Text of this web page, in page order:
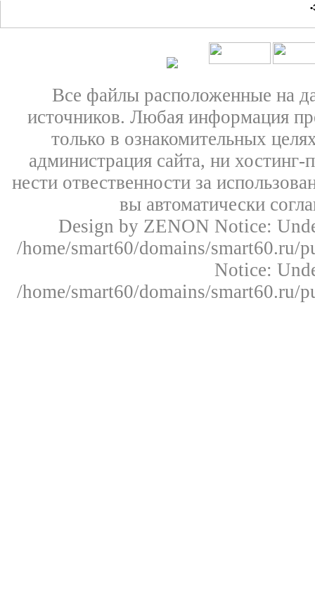
Все файлы расположенные на
источников. Любая информация
только в ознакомительных
администрация сайта, ни
нести отвественности за
вы автоматически
Design by ZENON Notice:
/home/smart60/domains/
Notice:
/home/smart60/domains/